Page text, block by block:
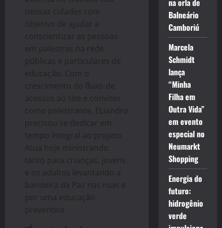
nossas cidades com
objetivo de ajudar a
conscientizar as pessoas
em palestras na rede
públicas e particulares de
educação. Com o
crescimento do fluxo de
acessos ao site e convites
como palestrante, ELiandro
precisou se dedicar em
tempo integral ao projeto.
Atua hoje ministrando
tanto para crianças, jovens
e os adultos levantando a
bandeira da Paz nas ruas e
por uma educação
preventiva.
na orla de
Balneário
Camboriú
Marcela
Schmidt
lança
“Minha
Filha em
Outra Vida”
em evento
especial no
Neumarkt
Shopping
Energia do
futuro:
hidrogênio
verde